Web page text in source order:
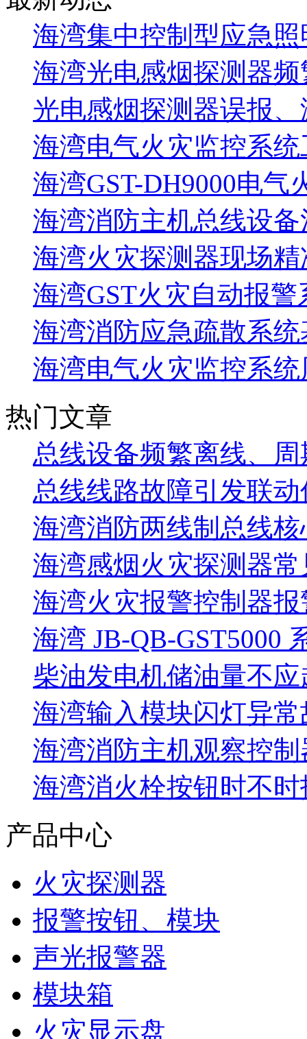
海湾集中控制型应急照
海湾光电感烟探测器
光电感烟探测器误报
海湾电气火灾监控系统
海湾GST-DH9000电气
海湾消防主机总线设备
海湾火灾探测器现场
海湾GST火灾自动报警
海湾消防应急疏散系统
海湾电气火灾监控系
热门文章
总线设备频繁离线、
总线线路故障引发联
海湾消防两线制总线
海湾感烟火灾探测器
海湾火灾报警控制器报
海湾 JB-QB-GST5000
柴油发电机储油量不应
海湾输入模块闪灯异
海湾消防主机观察控制
海湾消火栓按钮时不
产品中心
火灾探测器
报警按钮、模块
声光报警器
模块箱
火灾显示盘